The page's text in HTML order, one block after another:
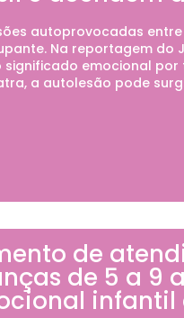
autoprovocadas
Na reportagem do
significado emocional
a autolesão pode
de
de 5 a 9
infantil